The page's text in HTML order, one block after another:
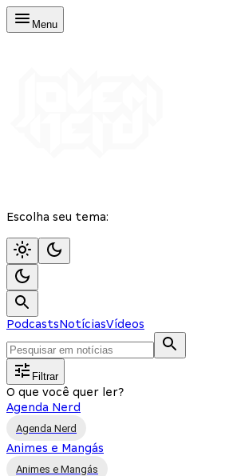
Menu
Escolha seu tema:
PodcastsNotíciasVídeos
Filtrar
O que você quer ler?
Agenda Nerd
Agenda Nerd
Animes e Mangás
Animes e Mangás